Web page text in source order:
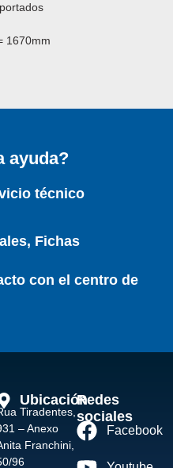
1670mm
ayuda?
técnico
Fichas
con el centro de
Ubicación
Tiradentes,
– Anexo
Franchini,
96
Redes
sociales
Facebook